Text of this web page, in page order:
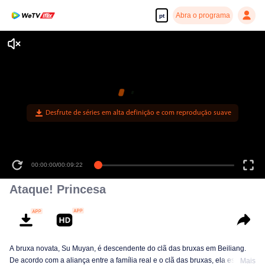
pt Abra o programa
Desfrute de séries em alta definição e com reprodução suave
00:00:00/00:09:22
Ataque! Princesa
A bruxa novata, Su Muyan, é descendente do clã das bruxas em Beiliang.
De acordo com a aliança entre a família real e o clã das bruxas, ela está Mais